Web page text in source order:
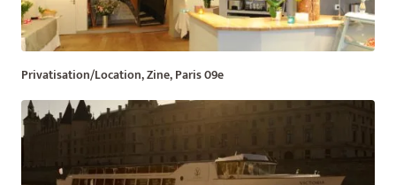
Privatisation/Location, Zine, Paris 09e